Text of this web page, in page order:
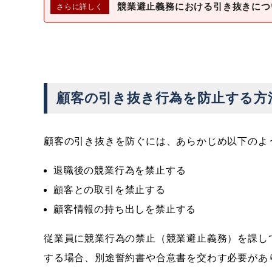
競業避止義務における引き抜きに
顧客の引き抜き行為を防止する方
顧客の引き抜きを防ぐには、あらかじめ以下の
退職後の競業行為を禁止する
顧客との取引を禁止する
顧客情報の持ち出しを禁止する
従業員に競業行為の禁止（競業避止義務）を課
する場合、別途誓約書や合意書を交わす必要があ